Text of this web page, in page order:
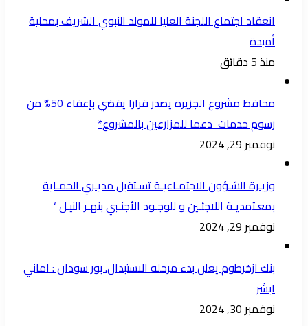
انعقاد اجتماع اللجنة العليا للمولد النبوي الشريف بمحلية
أمبدة
منذ 5 دقائق
محافظ مشروع الجزيرة يصدر قرارا يقضي بإعفاء 50% من
رسوم خدمات دعما للمزارعين بالمشروع*
نوفمبر 29, 2024
وزيـرة الشـؤون الاجتمـاعيـة تسـتقبل مديـري الحمـاية
بمعـتمديـة اللاجئـين و للوجـود الأجنـبي بنهـر النيـل ‘
نوفمبر 29, 2024
بنك ازخرطوم يعلن بدء مرحله الاستبدال. بور سودان : اماني
ابشر
نوفمبر 30, 2024